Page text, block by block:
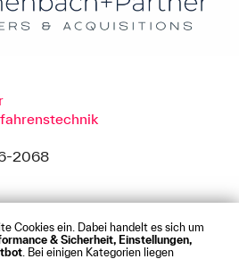
Cookies ein. Dabei handelt es sich um
& Sicherheit, Einstellungen,
. Bei einigen Kategorien liegen
2068